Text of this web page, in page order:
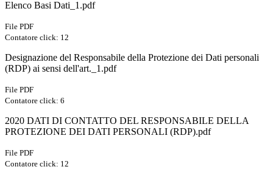
Elenco Basi Dati_1.pdf
File PDF
Contatore click: 12
Designazione del Responsabile della Protezione dei Dati personali
(RDP) ai sensi dell'art._1.pdf
File PDF
Contatore click: 6
2020 DATI DI CONTATTO DEL RESPONSABILE DELLA
PROTEZIONE DEI DATI PERSONALI (RDP).pdf
File PDF
Contatore click: 12